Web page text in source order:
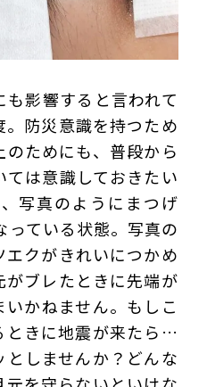
影響すると言われて
防災意識を持つため
ためにも、普段から
は意識しておきたい
写真のようにまつげ
っている状態。写真の
クがきれいにつかめ
ブレたときに先端が
かねません。もしこ
ときに地震が来たら…
しませんか？どんな